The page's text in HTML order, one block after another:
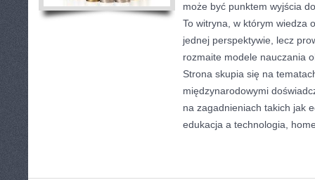
może być punktem wyjścia
To witryna, w którym wiedza
jednej perspektywie, lecz
rozmaite modele nauczania
Strona skupia się na
międzynarodowymi
na zagadnieniach takich jak
edukacja a technologia,